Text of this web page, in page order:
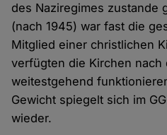
des Naziregimes zustande
(nach 1945) war fast die
Mitglied einer christlichen
verfügten die Kirchen nach
weitestgehend
Gewicht spiegelt sich im
wieder.